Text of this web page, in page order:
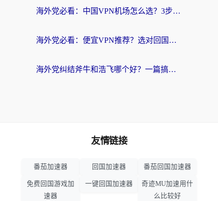
海外党必看：中国VPN机场怎么选？3步教你无缝访问国内资源（附避坑指南）
海外党必看：便宜VPN推荐？选对回国加速器才能无缝刷国内剧玩国服
海外党纠结斧牛和浩飞哪个好？一篇搞定回国加速器选择+无缝访问国内资源指南
友情链接
番茄加速器 回国加速器 番茄回国加速器
免费回国游戏加
速器
一键回国加速器
奇迹MU加速用什
么比较好